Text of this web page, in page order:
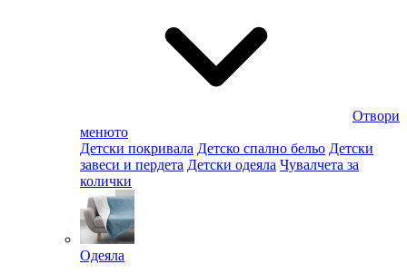
Отвори
менюто
Детски покривала Детско спално бельо Детски
завеси и пердета Детски одеяла Чувалчета за
колички
Одеяла